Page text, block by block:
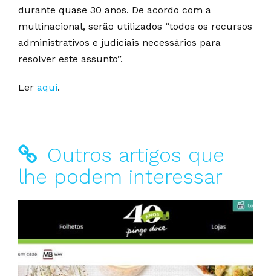
durante quase 30 anos. De acordo com a
multinacional, serão utilizados “todos os recursos
administrativos e judiciais necessários para
resolver este assunto”.
Ler aqui.
Outros artigos que
lhe podem interessar